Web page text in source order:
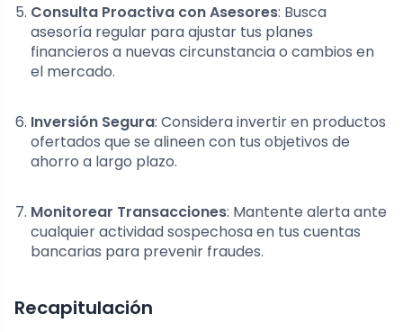
Consulta Proactiva con Asesores: Busca
asesoría regular para ajustar tus planes
financieros a nuevas circunstancia o cambios en
el mercado.
Inversión Segura: Considera invertir en productos
ofertados que se alineen con tus objetivos de
ahorro a largo plazo.
Monitorear Transacciones: Mantente alerta ante
cualquier actividad sospechosa en tus cuentas
bancarias para prevenir fraudes.
Recapitulación